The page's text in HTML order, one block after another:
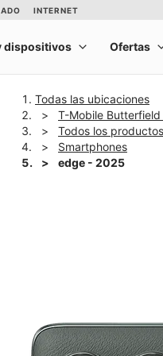
Todas las ubicaciones
T-Mobile
Todos los productos
Smartphones
edge - 2025